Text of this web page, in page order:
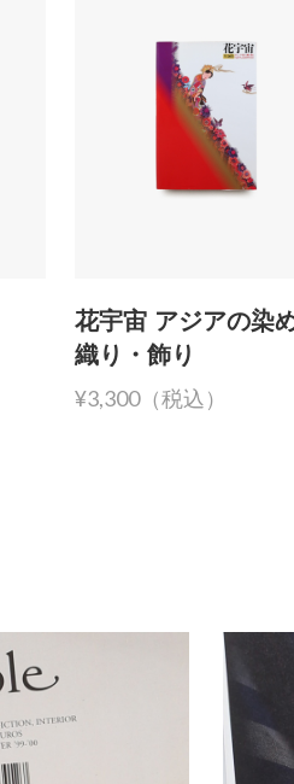
花宇宙 アジアの染
織り・飾り
¥3,300（税込）